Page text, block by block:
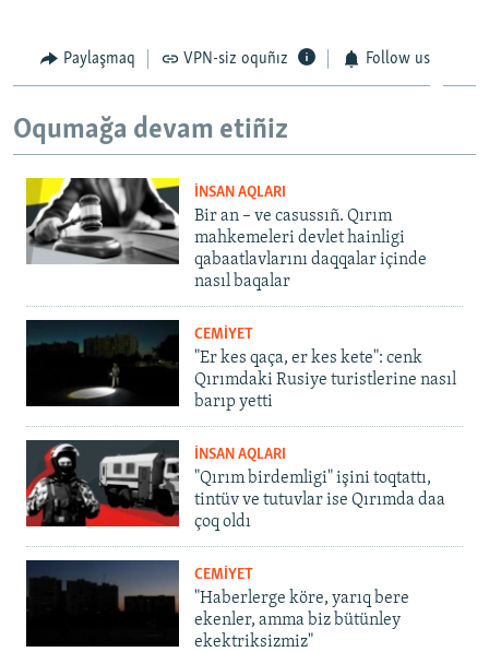
1080p
1080p
Paylaşmaq VPN-siz oquñız Follow us
Oqumağa devam etiñiz
İNSAN AQLARI
Bir an – ve casussıñ. Qırım
mahkemeleri devlet hainligi
qabaatlavlarını daqqalar içinde
nasıl baqalar
CEMİYET
"Er kes qaça, er kes kete": cenk
Qırımdaki Rusiye turistlerine nasıl
barıp yetti
İNSAN AQLARI
"Qırım birdemligi" işini toqtattı,
tintüv ve tutuvlar ise Qırımda daa
çoq oldı
CEMİYET
"Haberlerge köre, yarıq bere
ekenler, amma biz bütünley
ekektriksizmiz"